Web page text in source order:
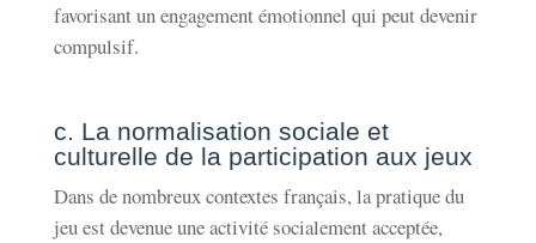
favorisant un engagement émotionnel qui peut devenir
compulsif.
c. La normalisation sociale et
culturelle de la participation aux jeux
Dans de nombreux contextes français, la pratique du
jeu est devenue une activité socialement acceptée,